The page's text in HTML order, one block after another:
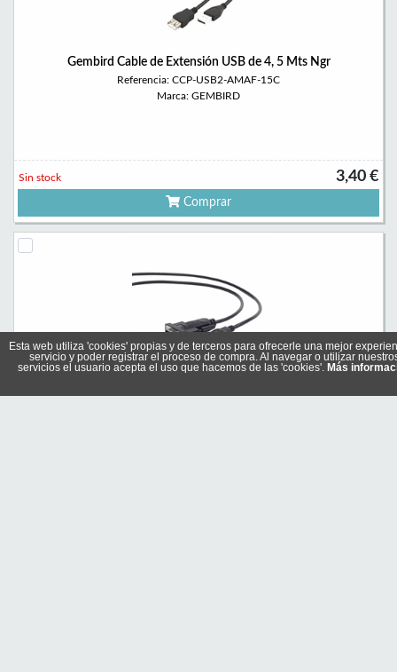
Gembird Cable de Extensión USB de 4, 5 Mts Ngr
Referencia: CCP-USB2-AMAF-15C
Marca: GEMBIRD
3,40 €
Sin stock
Comprar
Referencia: UAS-DB9M-02
Esta web utiliza 'cookies' propias y de terceros para ofrecerle una mejor
servicio y poder registrar el proceso de compra. Al navegar o utilizar
servicios el usuario acepta el uso que hacemos de las 'cookies'. Más